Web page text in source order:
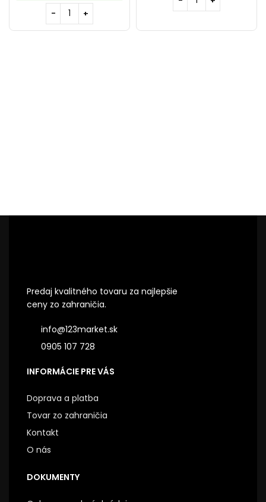
Predaj kvalitného tovaru za najlepšie
ceny zo zahraničia.
info@123market.sk
0905 107 728
INFORMÁCIE PRE VÁS
Doprava a platba
Tovar zo zahraničia
Kontakt
O nás
DOKUMENTY